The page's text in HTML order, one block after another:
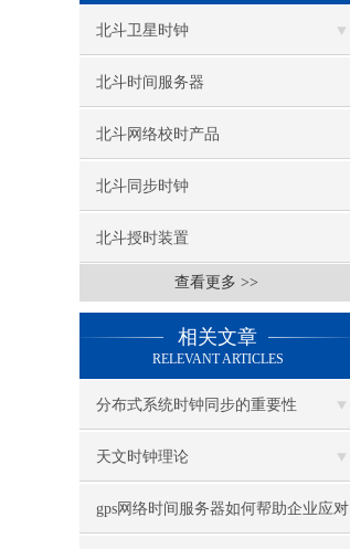
北斗卫星时钟
北斗时间服务器
北斗网络校时产品
北斗同步时钟
北斗授时装置
查看更多 >>
相关文章
RELEVANT ARTICLES
分布式系统时钟同步的重要性
天文时钟理论
gps网络时间服务器如何帮助企业应对